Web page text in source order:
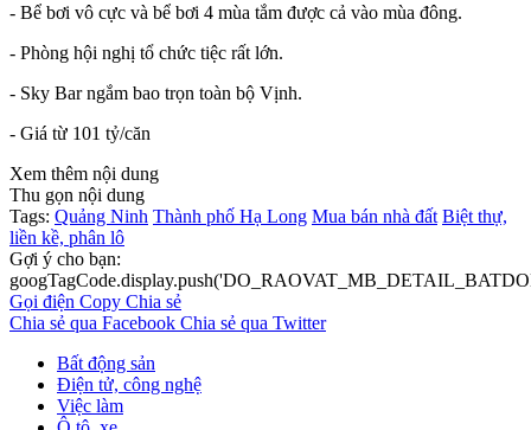
- Bể bơi vô cực và bể bơi 4 mùa tắm được cả vào mùa đông.
- Phòng hội nghị tổ chức tiệc rất lớn.
- Sky Bar ngắm bao trọn toàn bộ Vịnh.
- Giá từ 101 tỷ/căn
Xem thêm nội dung
Thu gọn nội dung
Tags: Quảng Ninh Thành phố Hạ Long Mua bán nhà đất Biệt thự,
liền kề, phân lô
Gợi ý cho bạn:
Gọi điện Copy Chia sẻ
Chia sẻ qua Facebook Chia sẻ qua Twitter
Bất động sản
Điện tử, công nghệ
Việc làm